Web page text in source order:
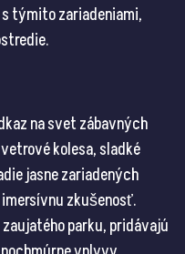
týmito zariadeniami,
na svet zábavných
kolesa, sladké
jasne zariadených
zkušenosť.
parku, pridávajú